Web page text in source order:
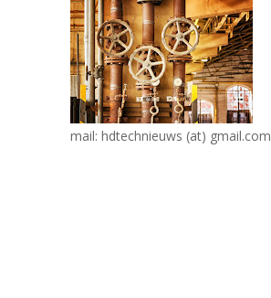
mail: hdtechnieuws (at) gmail.com